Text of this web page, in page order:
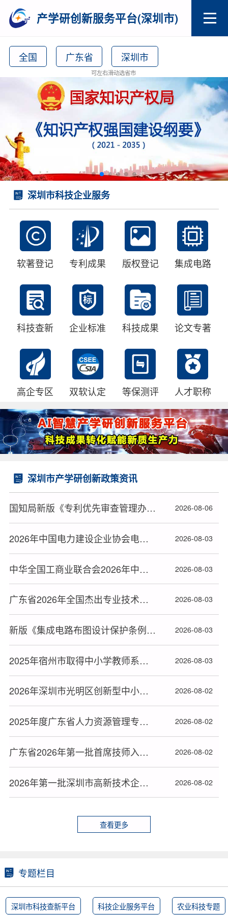
产学研创新服务平台(深圳市)
全国 广东省 深圳市
可左右滑动选省市
深圳市科技企业服务
软著登记 专利成果 版权登记 集成电路
科技查新 企业标准 科技成果 论文专著
高企专区 双软认定 等保测评 人才职称
深圳市产学研创新政策资讯
国知局新版《专利优先审查管理办法》2026年9月1日起施行 2026-08-06
2026年中国电力建设企业协会电力建设科研项目立项名单公布 2026-08-03
中华全国工商业联合会2026年中华技能大奖和全国技术能手推荐人选名单公布 2026-08-03
广东省2026年全国杰出专业技术人才和中华技能大奖推荐对象名单公布 2026-08-03
新版《集成电路布图设计保护条例》2026年10月15日起施行 2026-08-03
2025年宿州市取得中小学教师系列高级专业技术资格人员名单 2026-08-03
2026年深圳市光明区创新型中小企业名单公布 2026-08-02
2025年度广东省人力资源管理专业高级职称评审通过人员名单公布 2026-08-02
广东省2026年第一批首席技师入选人员名单公布 2026-08-02
2026年第一批深圳市高新技术企业更名及重大变化名单公布 2026-08-02
查看更多
专题栏目
深圳市科技查新平台 科技企业服务平台 农业科技专题